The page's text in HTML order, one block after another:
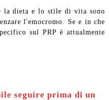
dieta e lo stile di vita sono
l'emocromo. Se e in che
sul PRP è attualmente
seguire prima di un